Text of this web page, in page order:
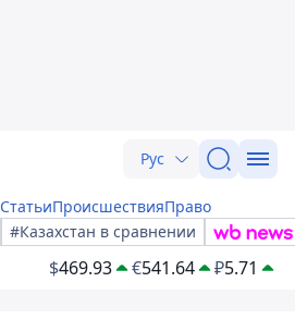
Рус
СтатьиПроисшествияПраво
#Казахстан в сравнении
$469.93 €541.64 ₽5.71